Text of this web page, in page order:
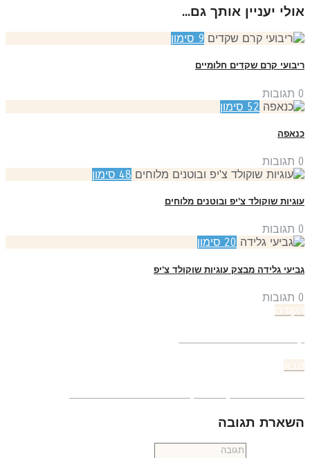
יעניין אותך גם...
9 סימון
קרם שקדים חלומיים
תגובות
52
סימון
תגובות
48 סימון
שוקולד צ'יפ ובוטנים מלוחים
תגובות
20
סימון
גלידה מבצק עוגיות שוקולד צ'יפ
תגובות
הפוסט
הפוסט
תגובה